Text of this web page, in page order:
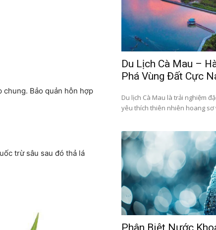
Bảo quản hỗn hợp
trừ sâu sau đó thả lá
Du Lịch Cà Mau –
Phá Vùng Đất Cực
Du lịch Cà Mau là trải nghiệm
yêu thích thiên nhiên hoang sơ
Phân Biệt Nước